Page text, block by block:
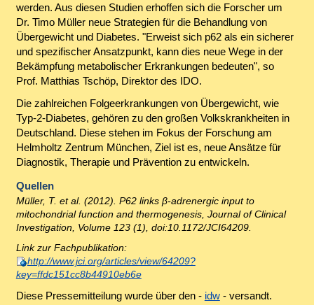
werden. Aus diesen Studien erhoffen sich die Forscher um
Dr. Timo Müller neue Strategien für die Behandlung von
Übergewicht und Diabetes. "Erweist sich p62 als ein sicherer
und spezifischer Ansatzpunkt, kann dies neue Wege in der
Bekämpfung metabolischer Erkrankungen bedeuten", so
Prof. Matthias Tschöp, Direktor des IDO.
Die zahlreichen Folgeerkrankungen von Übergewicht, wie
Typ-2-Diabetes, gehören zu den großen Volkskrankheiten in
Deutschland. Diese stehen im Fokus der Forschung am
Helmholtz Zentrum München, Ziel ist es, neue Ansätze für
Diagnostik, Therapie und Prävention zu entwickeln.
Quellen
Müller, T. et al. (2012). P62 links β-adrenergic input to
mitochondrial function and thermogenesis, Journal of Clinical
Investigation, Volume 123 (1), doi:10.1172/JCI64209.
Link zur Fachpublikation:
http://www.jci.org/articles/view/64209?
key=ffdc151cc8b44910eb6e
Diese Pressemitteilung wurde über den - idw- versandt.